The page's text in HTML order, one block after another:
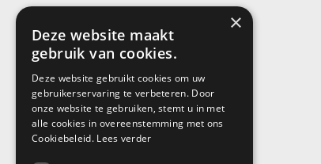
×
Deze website maakt
gebruik van cookies.
Deze website gebruikt cookies om uw
gebruikerservaring te verbeteren. Door
onze website te gebruiken, stemt u in met
alle cookies in overeenstemming met ons
Cookiebeleid. Lees verder